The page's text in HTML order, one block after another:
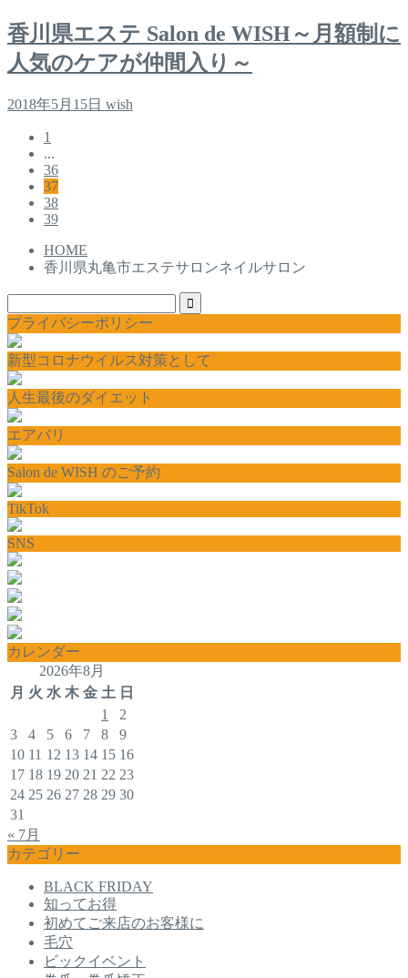
香川県エステ Salon de WISH～月額制に
人気のケアが仲間入り～
2018年5月15日 wish
1
...
36
37
38
39
HOME
香川県丸亀市エステサロンネイルサロン
プライバシーポリシー
新型コロナウイルス対策として
人生最後のダイエット
エアバリ
Salon de WISH のご予約
TikTok
SNS
カレンダー
2026年8月
月 火 水 木 金 土 日
1
2
3
4 5 6 7 8
9
10 11 12 13 14 15 16
17 18 19 20 21 22 23
24 25 26 27 28 29 30
31
« 7月
カテゴリー
BLACK FRIDAY
知ってお得
初めてご来店のお客様に
毛穴
ビックイベント